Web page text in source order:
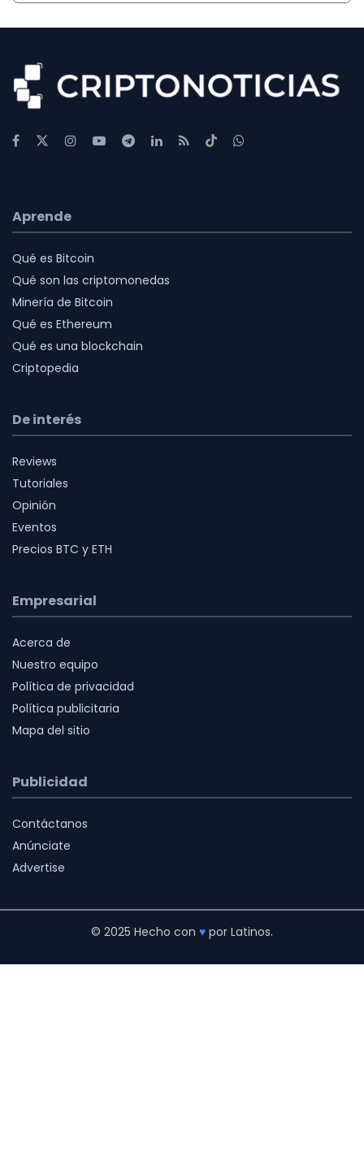
Aprende
Qué es Bitcoin
Qué son las criptomonedas
Minería de Bitcoin
Qué es Ethereum
Qué es una blockchain
Criptopedia
De interés
Reviews
Tutoriales
Opinión
Eventos
Precios BTC y ETH
Empresarial
Acerca de
Nuestro equipo
Política de privacidad
Política publicitaria
Mapa del sitio
Publicidad
Contáctanos
Anúnciate
Advertise
© 2025 Hecho con ♥ por Latinos.